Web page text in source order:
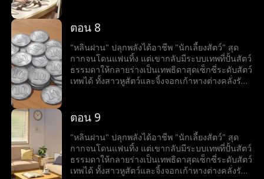
เป็นใหญ่ในโลก
ตอน 8
"หลินฝาน" ปลุกพลังได้อาชีพ "นักเลี้ยงสัตว์" สุด
กากจนโดนแฟนทิ้ง แต่เขากลับมีระบบเทพที่ปั้นสัตว์
ธรรมดาให้กลายร่างเป็นเทพธิดาสุดเซ็กซี่ระดับสัตว์
เทพได้ ทั้งสาวหูสัตว์และจิ้งจอกเก้าหางต่างคลั่งรัก
เป็นใหญ่ในโลก
ตอน 9
"หลินฝาน" ปลุกพลังได้อาชีพ "นักเลี้ยงสัตว์" สุด
กากจนโดนแฟนทิ้ง แต่เขากลับมีระบบเทพที่ปั้นสัตว์
ธรรมดาให้กลายร่างเป็นเทพธิดาสุดเซ็กซี่ระดับสัตว์
เทพได้ ทั้งสาวหูสัตว์และจิ้งจอกเก้าหางต่างคลั่งรัก